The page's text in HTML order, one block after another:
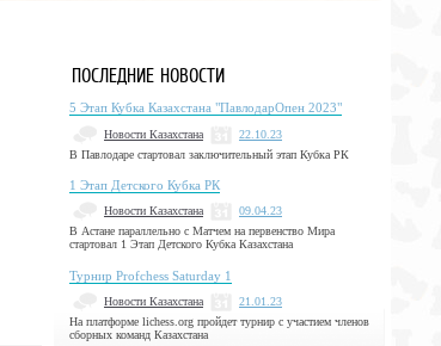
ПОСЛЕДНИЕ НОВОСТИ
5 Этап Кубка Казахстана "ПавлодарОпен 2023"
Новости Казахстана
22.10.23
В Павлодаре стартовал заключительный этап Кубка РК
1 Этап Детского Кубка РК
Новости Казахстана
09.04.23
В Астане параллельно с Матчем на первенство Мира
стартовал 1 Этап Детского Кубка Казахстана
Турнир Profchess Saturday 1
Новости Казахстана
21.01.23
На платформе lichess.org пройдет турнир с участием членов
сборных команд Казахстана